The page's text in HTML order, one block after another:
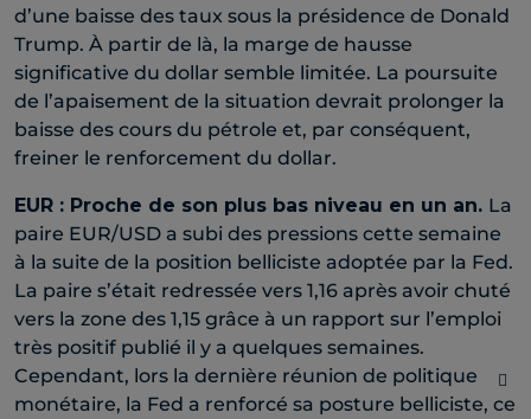
d’une baisse des taux sous la présidence de Donald
Trump. À partir de là, la marge de hausse
significative du dollar semble limitée. La poursuite
de l’apaisement de la situation devrait prolonger la
baisse des cours du pétrole et, par conséquent,
freiner le renforcement du dollar.
EUR : Proche de son plus bas niveau en un an. La
paire EUR/USD a subi des pressions cette semaine
à la suite de la position belliciste adoptée par la Fed.
La paire s’était redressée vers 1,16 après avoir chuté
vers la zone des 1,15 grâce à un rapport sur l’emploi
très positif publié il y a quelques semaines.
Cependant, lors la dernière réunion de politique
monétaire, la Fed a renforcé sa posture belliciste, ce